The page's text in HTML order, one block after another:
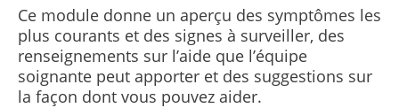
Ce module donne un aperçu des symptômes les
plus courants et des signes à surveiller, des
renseignements sur l’aide que l’équipe
soignante peut apporter et des suggestions sur
la façon dont vous pouvez aider.